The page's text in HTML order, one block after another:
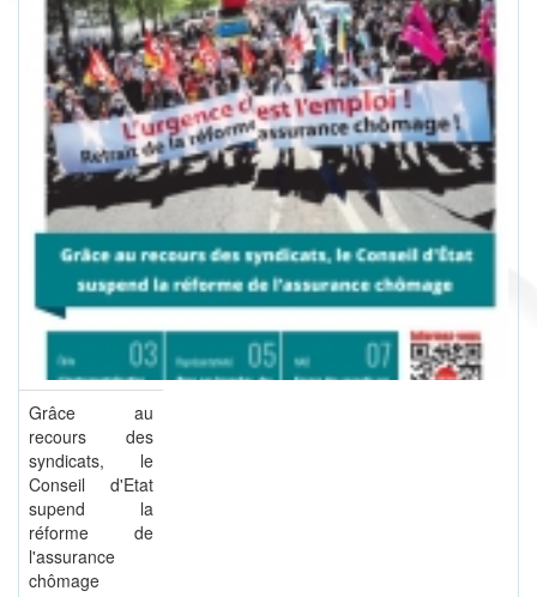
Grâce au
recours des
syndicats, le
Conseil d'Etat
supend la
réforme de
l'assurance
chômage